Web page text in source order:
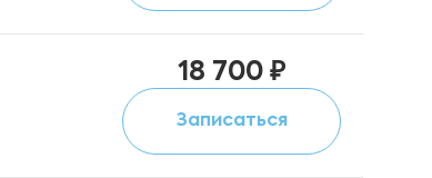
18 700 ₽
Записаться